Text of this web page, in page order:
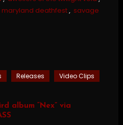
maryland deathfest, savage
Releases Video Clips
album “Nex” via